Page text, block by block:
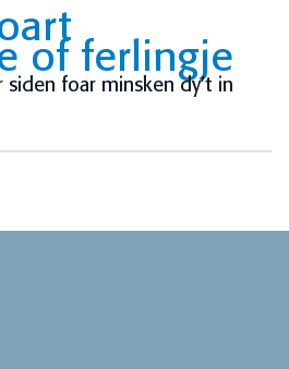
of ferlingje
foar minsken dy’t in